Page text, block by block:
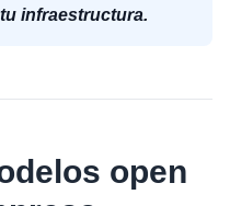
infraestructura.
open